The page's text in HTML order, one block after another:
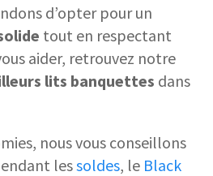
d’opter pour un
tout en respectant
aider, retrouvez notre
lits banquettes dans
nous vous conseillons
lessoldes, le Black